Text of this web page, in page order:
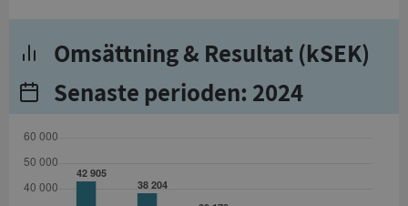
Omsättning & Resultat (kSEK)
Senaste perioden: 2024